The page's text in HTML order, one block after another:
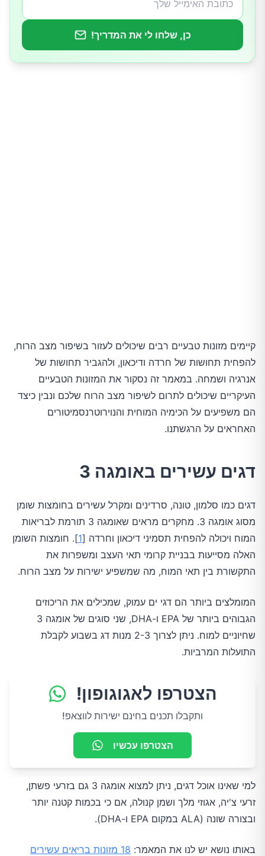
ביצים
תה ירוק
כן, שלחו לי את המדריך!
קיימים מזונות טבעיים רבים שיכולים לעזור בשיפור מצב הרוח,
להפחית תחושות של חרדה ודיכאון, ולהגביר תחושות של
אנרגיה ושמחה. במאמר זה נסקור את המזונות הטבעיים
העיקריים שיכולים לתרום לשיפור מצב הרוח שלכם ונבין כיצד
הם משפיעים על הכימיה המוחית והנוירוטרנסמיטורים
האחראים על הרגשתנו.
דגים עשירים באומגה 3
דגים כמו סלמון, טונה, סרדינים ומקרל עשירים בחומצות שומן
מסוג אומגה 3. מחקרים מראים שאומגה 3 תורמת לבריאות
המוח ויכולה להפחית תסמיני דיכאון וחרדה [1]. חומצות השומן
האלה מסייעות בבניית קרומי תאי העצב ומשפרות את
התקשורת בין תאי המוח, מה שמשפיע ישירות על מצב הרוח.
המומלצים ביותר הם דגי ים עמוק, שמכילים את הריכוזים
הגבוהים ביותר של EPA ו-DHA, שני סוגים של אומגה 3
שחיוניים למוח. ניתן לצרוך 2-3 מנות דג בשבוע לקבלת
התועלות המרביות.
הצטרפו לאגוגופון!
ותקבלו תכנים בחינם ישירות לווצאפ!
הצטרפו עכשיו
למי שאינו אוכל דגים, ניתן למצוא אומגה 3 גם בזרעי פשתן,
זרעי צ'יה, אגוזי מלך ושמן קנולה, אם כי בכמות קטנה יותר
ובצורה שונה (ALA במקום EPA ו-DHA).
באותו נושא יש לנו את המאמר:
18 מזונות בריאים עשירים